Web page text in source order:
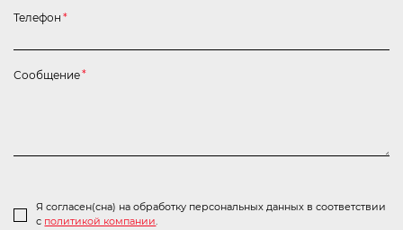
Я согласен(сна) на обработку персональных данных в соответствии
с политикой компании.
Телефон *
Сообщение*